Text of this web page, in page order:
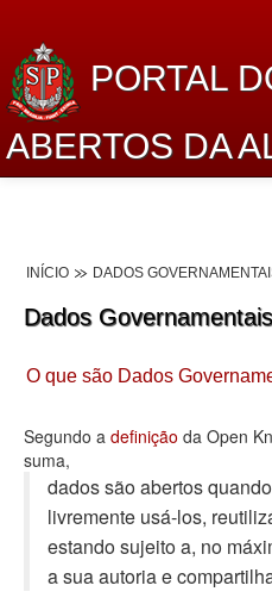
PORTAL
ABERTOS DA
Lei de Acesso à Informação
Dados Governamentais
Planejamento
Catálogo de dados
Processo Legislativo
Deputados Estaduais
INÍCIO DADOS
Dados
O que são Dados
Segundo a definição da Open
suma,
dados são abertos
livremente usá-los,
estando sujeito a, no
a sua autoria e